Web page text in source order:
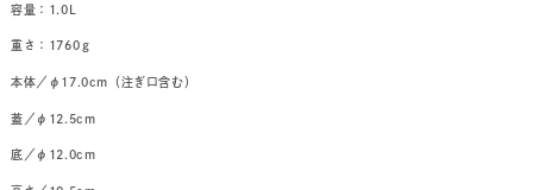
容量：1.0L
重さ：1760ｇ
本体／φ17.0cm（注ぎ口含む）
蓋／φ12.5cm
底／φ12.0cm